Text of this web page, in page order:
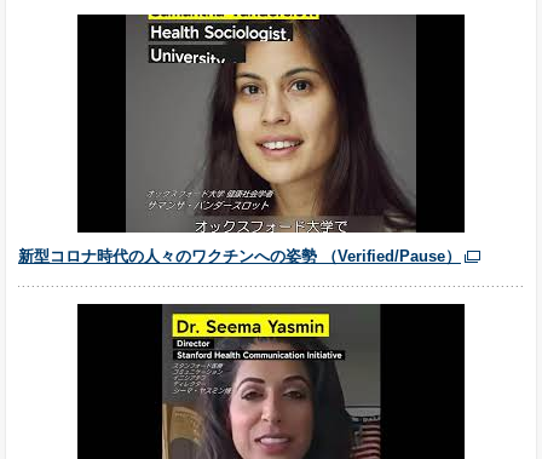
新型コロナ時代の人々のワクチンへの姿勢 （Verified/Pause）